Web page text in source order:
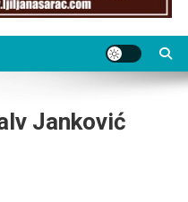
Janković